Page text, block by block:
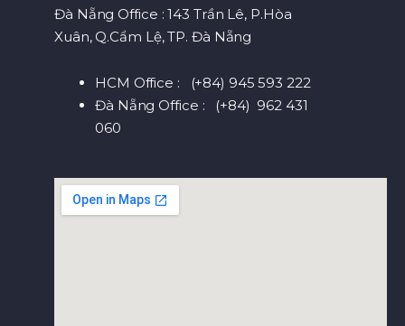
Đà Nẵng Office : 143 Trần Lê, P.Hòa
Xuân, Q.Cẩm Lệ, TP. Đà Nẵng
HCM Office : (+84) 945 593 222
Đà Nẵng Office : (+84) 962 431
060